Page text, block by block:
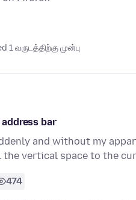
1 வருடத்திற்கு முன்பு
bar
and without my
the vertical space to the
474